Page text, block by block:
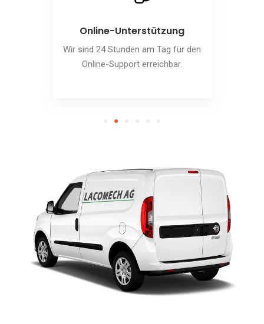
Online-Unterstützung
Wir sind 24 Stunden am Tag für den
Online-Support erreichbar.